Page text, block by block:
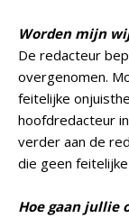
Worden mijn
De redacteur
overgenomen.
feitelijke
hoofdredacteur
verder aan de
die geen
Hoe gaan jullie